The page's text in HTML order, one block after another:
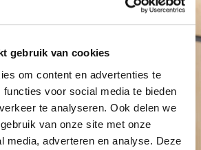
gebruik van cookies
om content en advertenties te
functies voor social media te bieden
te analyseren. Ook delen we
van onze site met onze
media, adverteren en analyse. Deze